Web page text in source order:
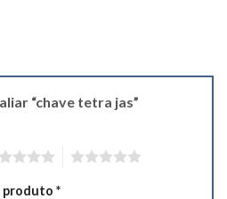
“chave tetra jas”
produto *